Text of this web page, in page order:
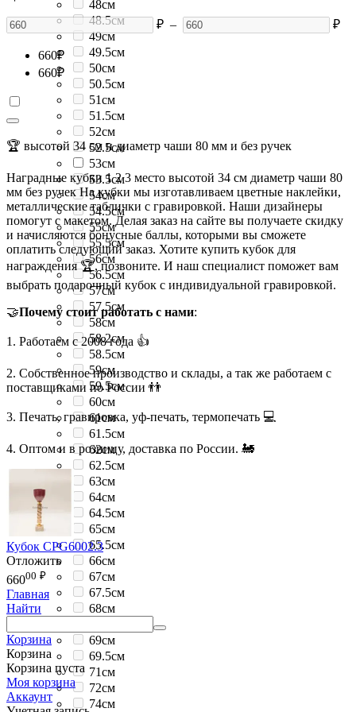
48см
48.5см
49см
49.5см
50см
50.5см
51см
51.5см
52см
52.5см
53см
53.5см
54см
54.5см
55см
55.5см
56см
56.5см
57см
57.5см
58см
58.2см
58.5см
59см
59.5см
60см
61см
61.5см
62см
62.5см
63см
64см
64.5см
65см
65.5см
66см
67см
67.5см
68см
69см
69.5см
71см
72см
74см
₽ – ₽
660₽
660₽
🏆 высотой 34 см и диаметр чаши 80 мм и без ручек
Наградные кубки 1 2 3 место высотой 34 см диаметр чаши 80
мм без ручек На кубки мы изготавливаем цветные наклейки,
металлические таблички с гравировкой. Наши дизайнеры
помогут с макетом. Делая заказ на сайте вы получаете скидку
и начисляются бонусные баллы, которыми вы сможете
оплатить следующий заказ. Хотите купить кубок для
награждения 🏆, позвоните. И наш специалист поможет вам
выбрать подарочный кубок с индивидуальной гравировкой.
🤝Почему стоит работать с нами:
1. Работаем с 2008 года 👍
2. Собственное производство и склады, а так же работаем с
поставщиками по России 👬
3. Печать, гравировка, уф-печать, термопечать 💻
4. Оптом и в розницу, доставка по России. 🚂
Кубок CPG6002.3
Отложить
66000 ₽
Главная
Найти
Корзина
Корзина
Корзина пуста
Моя корзина
Аккаунт